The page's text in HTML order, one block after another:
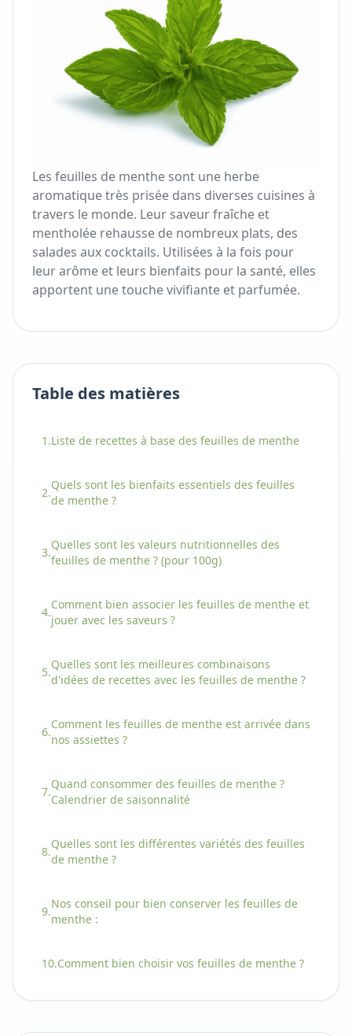
Les feuilles de menthe sont une herbe
aromatique très prisée dans diverses cuisines à
travers le monde. Leur saveur fraîche et
mentholée rehausse de nombreux plats, des
salades aux cocktails. Utilisées à la fois pour
leur arôme et leurs bienfaits pour la santé, elles
apportent une touche vivifiante et parfumée.
Table des matières
1.Liste de recettes à base des feuilles de menthe
2.
Quels sont les bienfaits essentiels des feuilles
de menthe ?
3.
Quelles sont les valeurs nutritionnelles des
feuilles de menthe ? (pour 100g)
4.
Comment bien associer les feuilles de menthe et
jouer avec les saveurs ?
5.
Quelles sont les meilleures combinaisons
d'idées de recettes avec les feuilles de menthe ?
6.
Comment les feuilles de menthe est arrivée dans
nos assiettes ?
7.
Quand consommer des feuilles de menthe ?
Calendrier de saisonnalité
8.
Quelles sont les différentes variétés des feuilles
de menthe ?
9.
Nos conseil pour bien conserver les feuilles de
menthe :
10.Comment bien choisir vos feuilles de menthe ?